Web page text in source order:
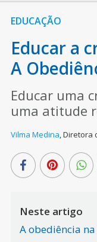
EDUCAÇÃO
Educar a
A
Educar uma
uma atitude
Vilma Medina,Diretora
Neste artigo
A obediência